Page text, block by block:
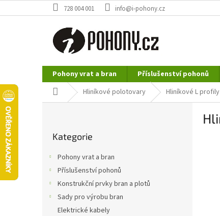
na
728 004 001 info@i-pohony.cz
Pohony vrat a bran Příslušenství pohonů
Nerezové polotovary
Hutní materiál
Domů Hliníkové polotovary Hliníkové L profily
kategorie
Kategorie
Pohony vrat a bran
Příslušenství pohonů
Konstrukční prvky bran a plotů
Sady pro výrobu bran
Elektrické kabely